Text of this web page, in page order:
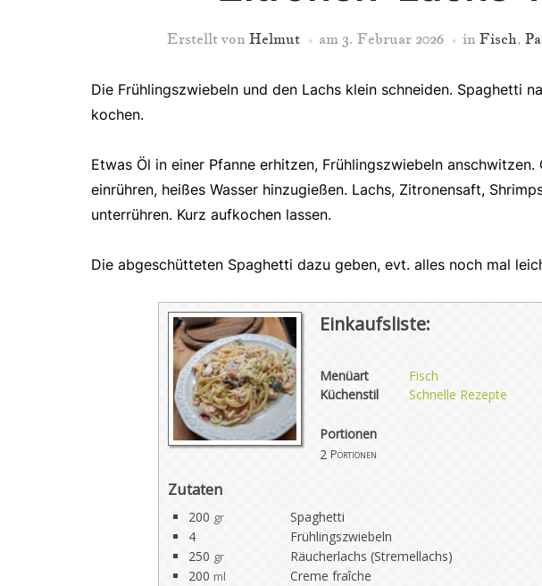
Erstellt von Helmut am 3. Februar 2026 in Fisch,
Die Frühlingszwiebeln und den Lachs klein schneiden. Spaghetti
kochen.
Etwas Öl in einer Pfanne erhitzen, Frühlingszwiebeln
einrühren, heißes Wasser hinzugießen. Lachs, Zitronensaft,
unterrühren. Kurz aufkochen lassen.
Die abgeschütteten Spaghetti dazu geben, evt. alles noch mal
Einkaufsliste:
Menüart
Fisch
Küchenstil
Schnelle Rezepte
Portionen
2 Portionen
Zutaten
200 gr
Spaghetti
4
Frühlingszwiebeln
250 gr
Räucherlachs (Stremellachs)
200 ml
Creme fraîche